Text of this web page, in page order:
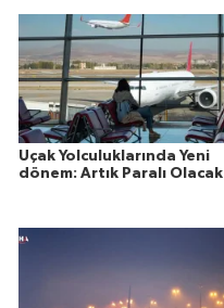
Uçak Yolculuklarında Yeni
dönem: Artık Paralı Olacak